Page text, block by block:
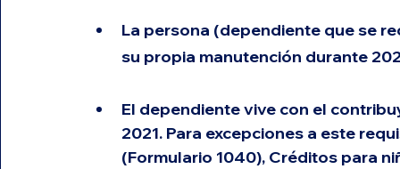
La persona (dependiente que se
su propia manutención durante
El dependiente vive con el
2021. Para excepciones a este
(Formulario 1040), Créditos para